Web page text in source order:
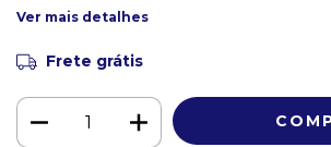
Ver mais detalhes
Frete grátis